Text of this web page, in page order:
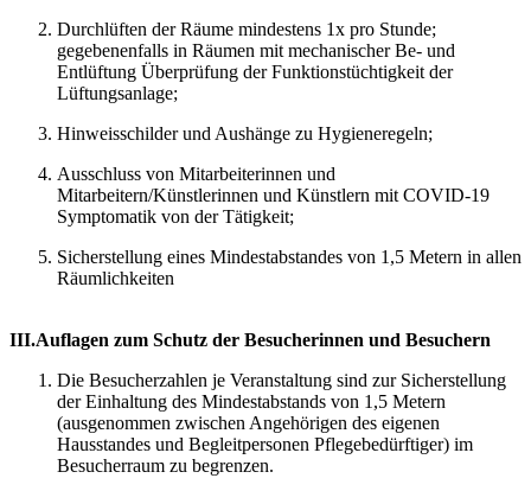
Durchlüften der Räume mindestens 1x pro Stunde;
gegebenenfalls in Räumen mit mechanischer Be- und
Entlüftung Überprüfung der Funktionstüchtigkeit der
Lüftungsanlage;
Hinweisschilder und Aushänge zu Hygieneregeln;
Ausschluss von Mitarbeiterinnen und
Mitarbeitern/Künstlerinnen und Künstlern mit COVID-19
Symptomatik von der Tätigkeit;
Sicherstellung eines Mindestabstandes von 1,5 Metern in allen
Räumlichkeiten
III.Auflagen zum Schutz der Besucherinnen und Besuchern
Die Besucherzahlen je Veranstaltung sind zur Sicherstellung
der Einhaltung des Mindestabstands von 1,5 Metern
(ausgenommen zwischen Angehörigen des eigenen
Hausstandes und Begleitpersonen Pflegebedürftiger) im
Besucherraum zu begrenzen.